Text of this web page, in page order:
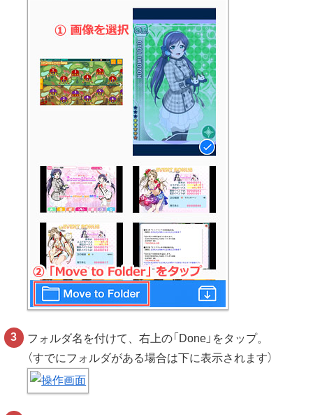
フォルダ名を付けて、右上の「Done」をタップ。
（すでにフォルダがある場合は下に表示されます）